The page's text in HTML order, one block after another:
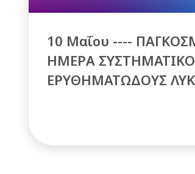
10 Μαΐου ----
ΗΜΕΡΑ
ΕΡΥΘΗΜΑΤΩΔΟΥΣ